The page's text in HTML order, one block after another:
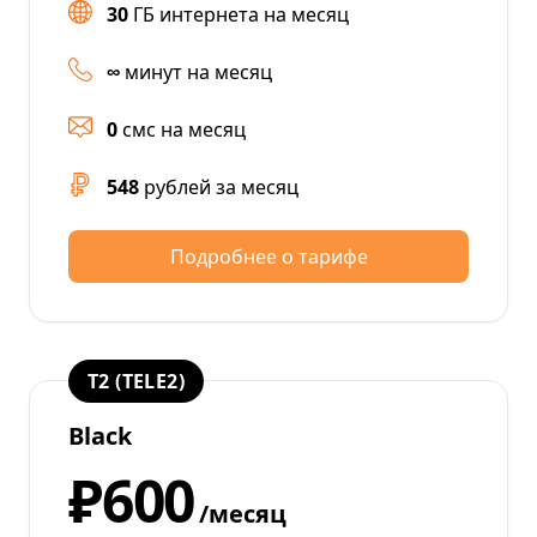
30 ГБ интернета на месяц
∞ минут на месяц
0смс на месяц
548 рублей за месяц
Подробнее о тарифе
T2 (TELE2)
Black
₽600/месяц